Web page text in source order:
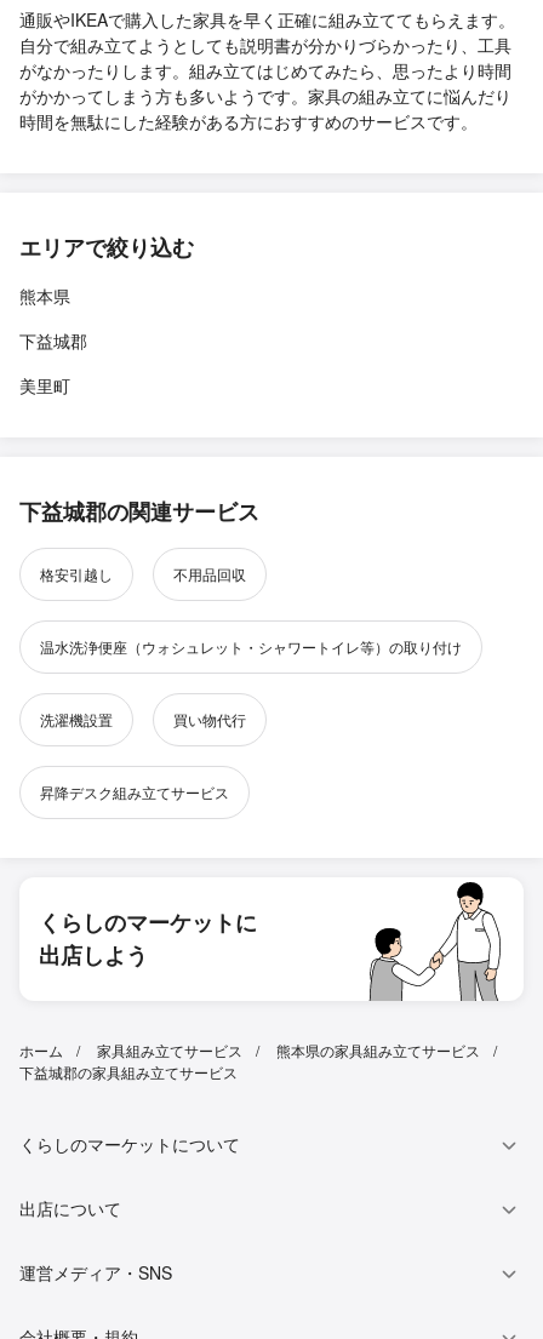
通販やIKEAで購入した家具を早く正確に組み立ててもらえます。
自分で組み立てようとしても説明書が分かりづらかったり、工具
がなかったりします。組み立てはじめてみたら、思ったより時間
がかかってしまう方も多いようです。家具の組み立てに悩んだり
時間を無駄にした経験がある方におすすめのサービスです。
エリアで絞り込む
熊本県
下益城郡
美里町
下益城郡の関連サービス
格安引越し 不用品回収
温水洗浄便座（ウォシュレット・シャワートイレ等）の取り付け
洗濯機設置 買い物代行
昇降デスク組み立てサービス
くらしのマーケットに
出店しよう
ホーム 家具組み立てサービス
熊本県の家具組み立てサービス
下益城郡の家具組み立てサービス
くらしのマーケットについて
出店について
運営メディア・SNS